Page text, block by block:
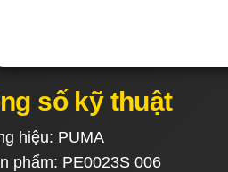
số kỹ thuật
hiệu: PUMA
phẩm: PE0023S 006